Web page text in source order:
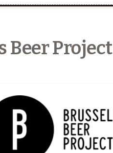
Beer Project